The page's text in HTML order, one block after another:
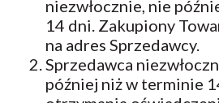
niezwłocznie, nie
14 dni. Zakupiony
na adres Sprzedawcy.
Sprzedawca
później niż w terminie